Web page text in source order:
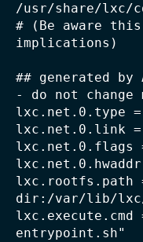
/usr/share/lxc/
# (Be aware
implications)
## generated
- do not change
lxc.net.0.type
lxc.net.0.link =
lxc.net.0.flags
lxc.rootfs.path
dir:/var/lib/lxc/
entrypoint.sh"